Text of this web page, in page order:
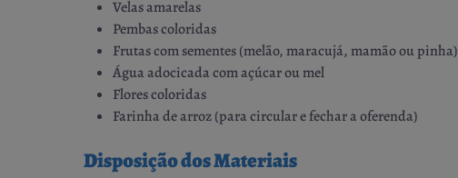
Velas amarelas
Pembas coloridas
Frutas com sementes (melão, maracujá, mamão ou pinha)
Água adocicada com açúcar ou mel
Flores coloridas
Farinha de arroz (para circular e fechar a oferenda)
Disposição dos Materiais